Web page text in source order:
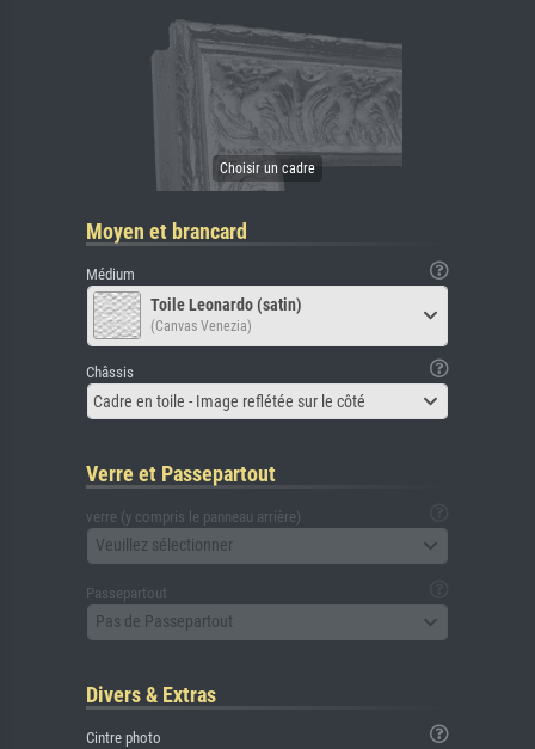
Moyen et brancard
Médium
Toile Leonardo (satin)
(Canvas Venezia)
Châssis
Cadre en toile - Image reflétée sur le côté
Verre et Passepartout
verre (y compris le panneau arrière)
Veuillez sélectionner
Passepartout
Pas de Passepartout
Divers & Extras
Cintre photo